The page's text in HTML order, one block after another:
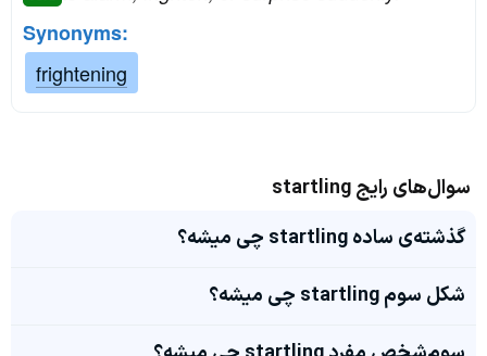
Synonyms:
frightening
سوال‌های رایج startling
گذشته‌ی ساده startling چی میشه؟
شکل سوم startling چی میشه؟